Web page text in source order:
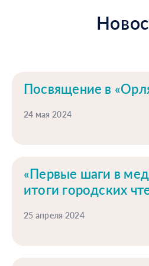
Посвящение в
24 мая 2024
«Первые шаги в
итоги городских
25 апреля 2024